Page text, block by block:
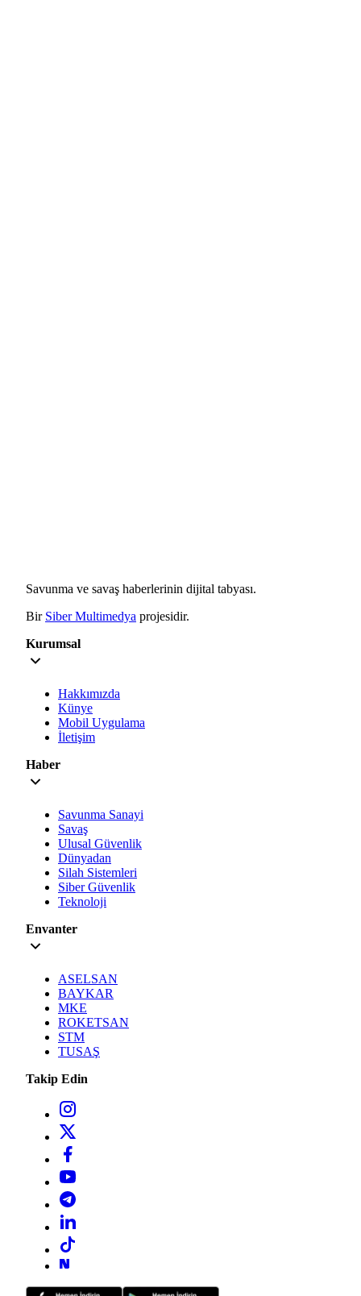
Savunma ve savaş haberlerinin dijital tabyası.
Bir Siber Multimedya projesidir.
Kurumsal
Hakkımızda
Künye
Mobil Uygulama
İletişim
Haber
Savunma Sanayi
Savaş
Ulusal Güvenlik
Dünyadan
Silah Sistemleri
Siber Güvenlik
Teknoloji
Envanter
ASELSAN
BAYKAR
MKE
ROKETSAN
STM
TUSAŞ
Takip Edin